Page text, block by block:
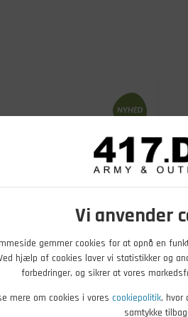
Vi anvender
gemmer cookies for at opnå en
hjælp af cookies laver vi statistikker og
forbedringer, og sikrer at vores
mere om cookies i vores cookiepolitik, hvor
samtykke
DKK